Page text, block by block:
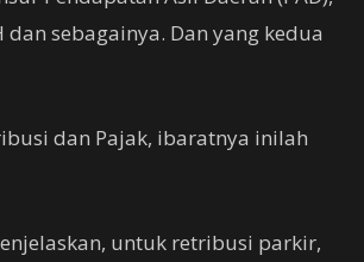
sebagainya. Dan yang kedua
dan Pajak, ibaratnya inilah
untuk retribusi parkir,